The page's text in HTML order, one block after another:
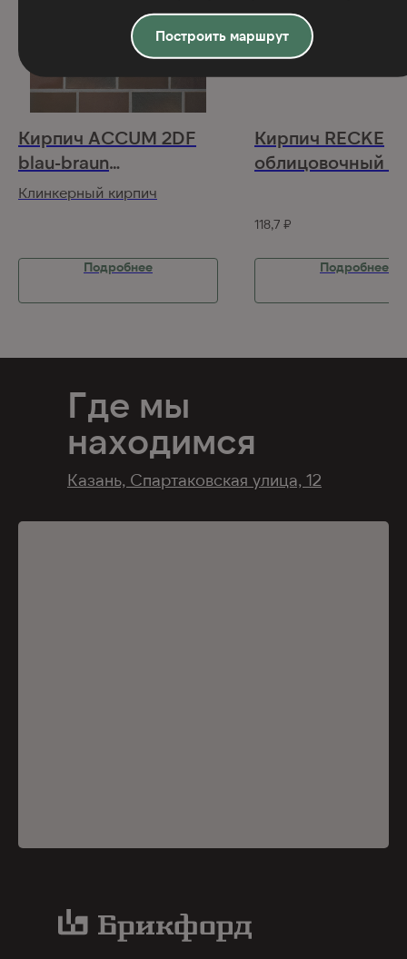
Кирпич ACCUM 2DF
blau-braun
(240х115х113)
Клинкерный кирпич
Подробнее
Кирпич RECKE
облицовочный 1-
118,7 ₽
Подробнее
Где мы
находимся
Казань, Спартаковская улица, 12
Построить маршрут